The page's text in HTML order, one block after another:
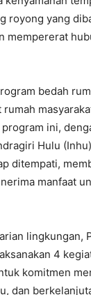
royong yang
mempererat
bedah
rumah
ini,
Hulu
ditempati,
manfaat
lingkungan,
4
komitmen
dan